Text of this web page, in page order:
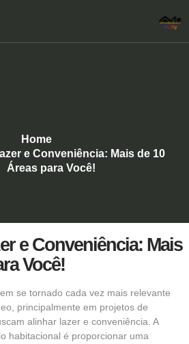
Home
e Conveniência: Mais de 10
Áreas para Você!
e Conveniência: Mais
Você!
se tornado cada vez mais relevante
principalmente em projetos de
alinhar lazer e conveniência. A
habitacional é proporcionar uma